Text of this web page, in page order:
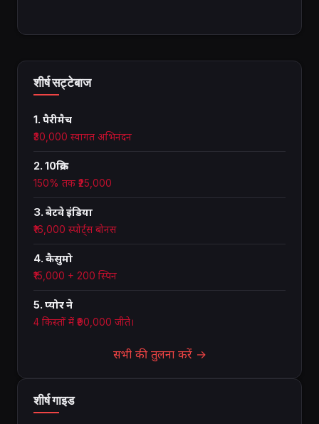
शीर्ष सट्टेबाज
1. पैरीमैच
₹30,000 स्वागत अभिनंदन
2. 10क्रिक
150% तक ₹25,000
3. बेटवे इंडिया
₹16,000 स्पोर्ट्स बोनस
4. कैसुमो
₹15,000 + 200 स्पिन
5. प्योर ने
4 किस्तों में ₹90,000 जीते।
सभी की तुलना करें →
शीर्ष गाइड